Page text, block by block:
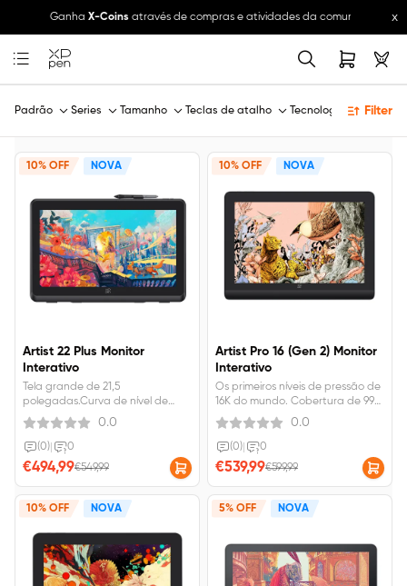
GanhaX-Coinsatravés de compras e atividades da comunidade e x
Padrão Series Tamanho Teclas de atalho Tecnologia Filter
10% OFF NOVA
Artist 22 Plus Monitor
Interativo
Tela grande de 21,5
polegadas.Curva de nível de
pressão de 16K.Proporção da
área da gama de cores: 130%
sRGB.Alta precisão de cores.
0.0
(0) 0
€494,99€549,99
10% OFF NOVA
Artist Pro 16 (Gen 2) Monitor
Interativo
Os primeiros níveis de pressão de
16K do mundo. Cobertura de 99%
da gama de cores sRGB. AG
vidro anti-reflexo e anti-
impressão digital gravado. Inclui
atalhos de teclado ACK05 Mini
Bluetooth.
0.0
(0) 0
€539,99€599,99
10% OFF NOVA 5% OFF NOVA